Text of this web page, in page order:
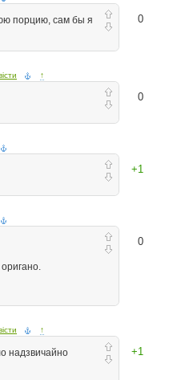
0
порцию, сам бы я
↑
0
+1
0
↑
+1
надзвичайно